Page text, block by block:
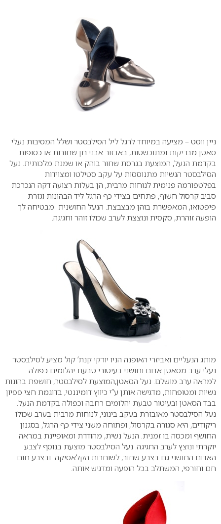
ניין ווסט – מציעה במיוחד לרגל ליל הסילבסטר ושלל המסיבות נעלי
סאטן מבריקות ומתוכשטות, באבזור אבני חן שחורות או כסופות
בקדמת הנעל, המוצעת בגרסת שחור בוהק או שמנת מלכותית. נעל
הסילבסטר הנשיות מתנוססות על עקב סטילטו ומצוידות
בפלטפורמה פנימית לנוחות מרבית, הן בעלות רצועה דקה הנכרכת
סביב קרסול חשוף, פתחים בצידי כף הרגל ליד הבהונות וגזרת
פיפטואו, המאפשרת בוהן מבצבצת. הנעל החושנית מבטיחה לך
הופעה זוהרת, סקסית ונוצצת לערב שכולו זוהר וחגיגה.
מותג הנעליים ואביזרי האופנה הניו יורקי קנת’ קול מציע לסילבסטר
נעלי ערב מסאטן אדום וחושני בעיטורי טבעת יהלומים כפולה
למראה ערב מושלם. נעל הסאטן,המוצעת לסילבסטר, חושפת בהונות
נשיות ומטופחות, מדגישה אותן ע”י כיווץ דומיננטי, בדוגמת חצי פפיון
בבד הסאטן ובעיטור טבעת יהלומים רחבה וכפולה בקדמת הנעל.
נעל הסילבסטר מאובזרת בעקב בינוני, לנוחות מרבית בערב שכולו
ריקודים, היא סגורה בקרסול, ופתוחה משני צידי כף הרגל, בסגנון
החושף ומכסה בו זמנית. הנעל נשית, מהודרת ומאופיינת במראה
יוקרתי ונוצץ לערב החגיגה. נעל הסילבסטר מוצעת בנוסף לצבע
האדום החושני גם בצבע שחור, לשוחרות הקלאסיקה ובצבע חום
חם וחורפי, המשתלב בכל הופעה ומדגיש אותה.